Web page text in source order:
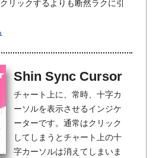
リックするよりも断然ラクに引
Shin Sync Cursor
チャート上に、常時、十字カ
ーソルを表示させるインジケ
ーターです。通常はクリック
してしまうとチャート上の十
字カーソルは消えてしまいま